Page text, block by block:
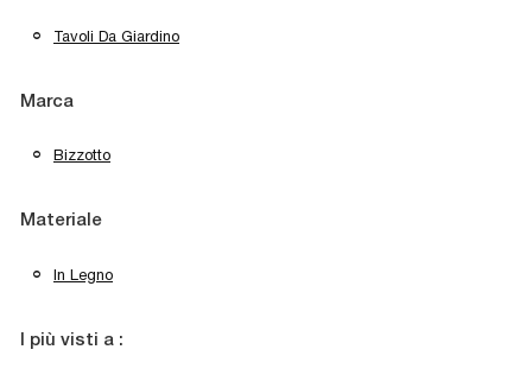
Tavoli Da Giardino
Marca
Bizzotto
Materiale
In Legno
I più visti a :